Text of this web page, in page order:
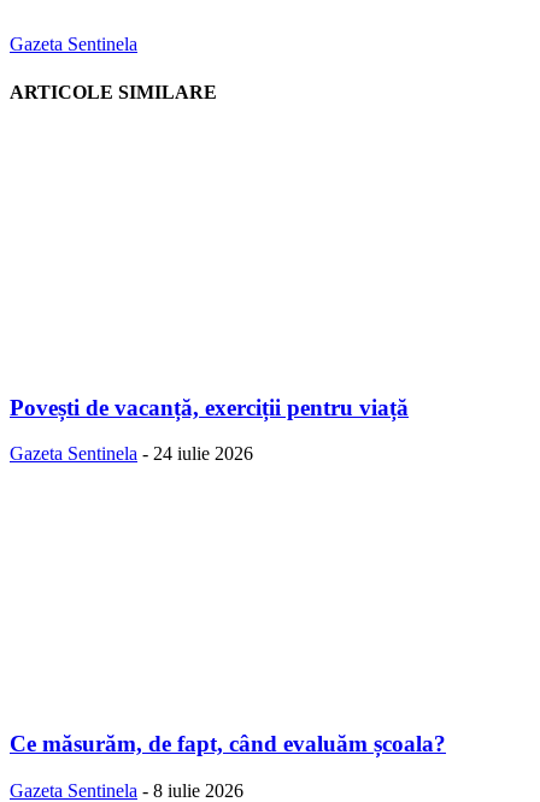
Gazeta Sentinela
ARTICOLE SIMILARE
Povești de vacanță, exerciții pentru viață
Gazeta Sentinela - 24 iulie 2026
Ce măsurăm, de fapt, când evaluăm școala?
Gazeta Sentinela - 8 iulie 2026